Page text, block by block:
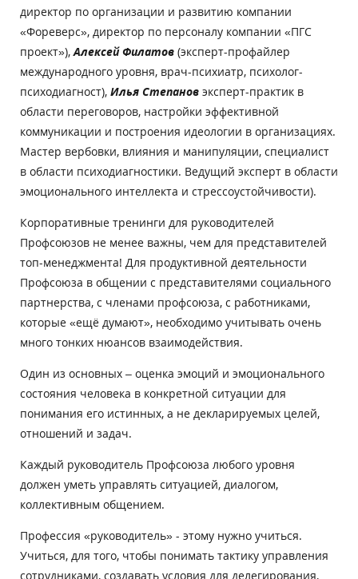
директор по организации и развитию компании
«Фореверс», директор по персоналу компании «ПГС
проект»),Алексей Филатов (эксперт-профайлер
международного уровня, врач-психиатр, психолог-
психодиагност), Илья Степанов эксперт-практик в
области переговоров, настройки эффективной
коммуникации и построения идеологии в организациях.
Мастер вербовки, влияния и манипуляции, специалист
в области психодиагностики. Ведущий эксперт в области
эмоционального интеллекта и стрессоустойчивости).
Корпоративные тренинги для руководителей
Профсоюзов не менее важны, чем для представителей
топ-менеджмента! Для продуктивной деятельности
Профсоюза в общении с представителями социального
партнерства, с членами профсоюза, с работниками,
которые «ещё думают», необходимо учитывать очень
много тонких нюансов взаимодействия.
Один из основных – оценка эмоций и эмоционального
состояния человека в конкретной ситуации для
понимания его истинных, а не декларируемых целей,
отношений и задач.
Каждый руководитель Профсоюза любого уровня
должен уметь управлять ситуацией, диалогом,
коллективным общением.
Профессия «руководитель» - этому нужно учиться.
Учиться, для того, чтобы понимать тактику управления
сотрудниками, создавать условия для делегирования,